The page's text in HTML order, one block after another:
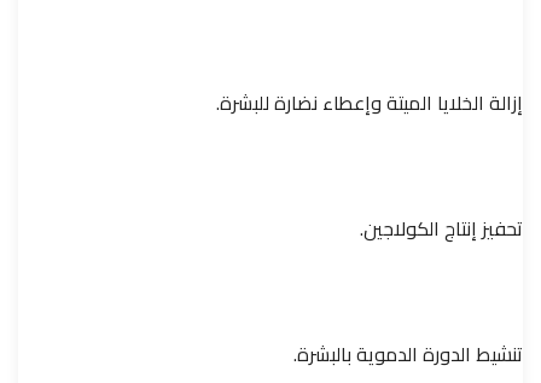
إزالة الخلايا الميتة وإعطاء نضارة للبشرة.
تحفيز إنتاج الكولاجين.
تنشيط الدورة الدموية بالبشرة.